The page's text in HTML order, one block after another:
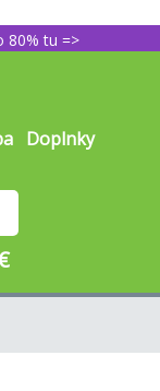
80% tu =>
Doplnky